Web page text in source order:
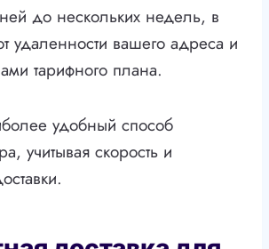
до нескольких недель, в
удаленности вашего адреса и
тарифного плана.
удобный способ
учитывая скорость и